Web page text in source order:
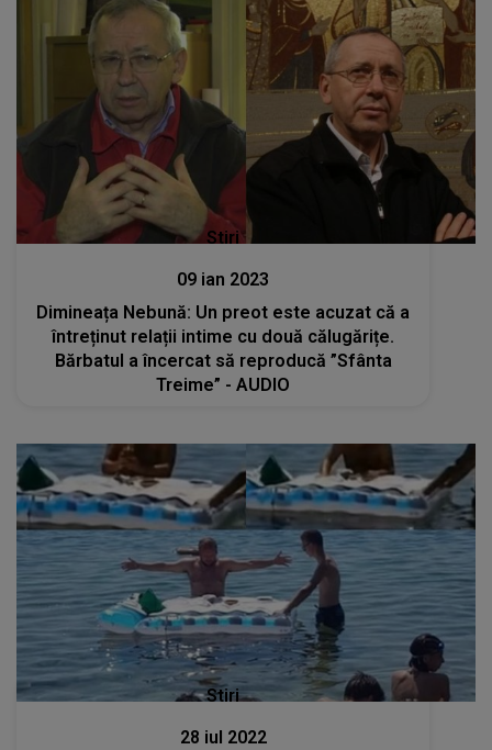
Stiri
09 ian 2023
Dimineața Nebună: Un preot este acuzat că a
întreținut relații intime cu două călugărițe.
Bărbatul a încercat să reproducă ”Sfânta
Treime” - AUDIO
Stiri
28 iul 2022